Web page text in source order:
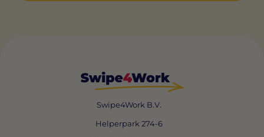
Swipe4Work B.V.
Helperpark 274-6